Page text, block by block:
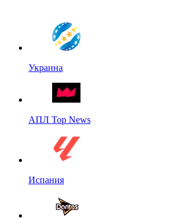
Украина
АПЛ Top News
Испания